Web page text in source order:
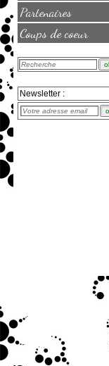
Partenaires
Coups de coeur
Newsletter :